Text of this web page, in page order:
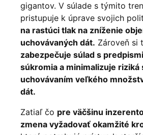
gigantov. V súlade s týmito
pristupuje k úprave svojich
na rastúci tlak na zníženie
uchovávaných dát. Zároveň si
zabezpečuje súlad s
súkromia a minimalizuje riziká
uchovávaním veľkého
dát.
Zatiaľ čo pre väčšinu
zmena vyžadovať okamžité